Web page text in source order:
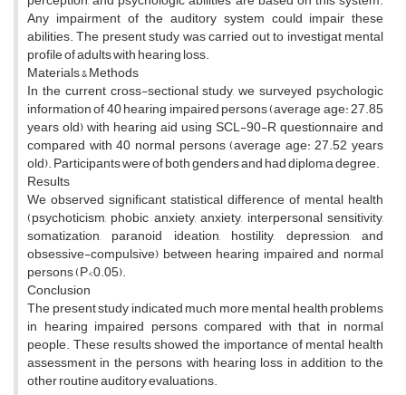
Any impairment of the auditory system could impair these
abilities. The present study was carried out to investigat mental
profile of adults with hearing loss.
Materials & Methods
In the current cross-sectional study, we surveyed psychologic
information of 40 hearing impaired persons (average age: 27.85
years old) with hearing aid using SCL-90-R questionnaire and
compared with 40 normal persons (average age: 27.52 years
old). Participants were of both genders and had diploma degree.
Results
We observed significant statistical difference of mental health
(psychoticism, phobic anxiety, anxiety, interpersonal sensitivity,
somatization, paranoid ideation, hostility, depression, and
obsessive-compulsive) between hearing impaired and normal
persons (P<0.05).
Conclusion
The present study indicated much more mental health problems
in hearing impaired persons compared with that in normal
people. These results showed the importance of mental health
assessment in the persons with hearing loss in addition to the
other routine auditory evaluations.